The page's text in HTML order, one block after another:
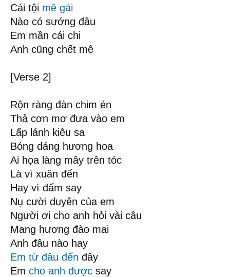
Cái tội mê gái
Nào có sướng đâu
Em mần cái chi
Anh cũng chết mê
[Verse 2]
Rộn ràng đàn chim én
Thả cơn mơ đưa vào em
Lấp lánh kiêu sa
Bóng dáng hương hoa
Ai họa làng mây trên tóc
Là vì xuân đến
Hay vì đấm say
Nụ cười duyên của em
Người ơi cho anh hỏi vài câu
Mang hương đào mai
Anh đâu nào hay
Em từ đâu đến đây
Em cho anh được say